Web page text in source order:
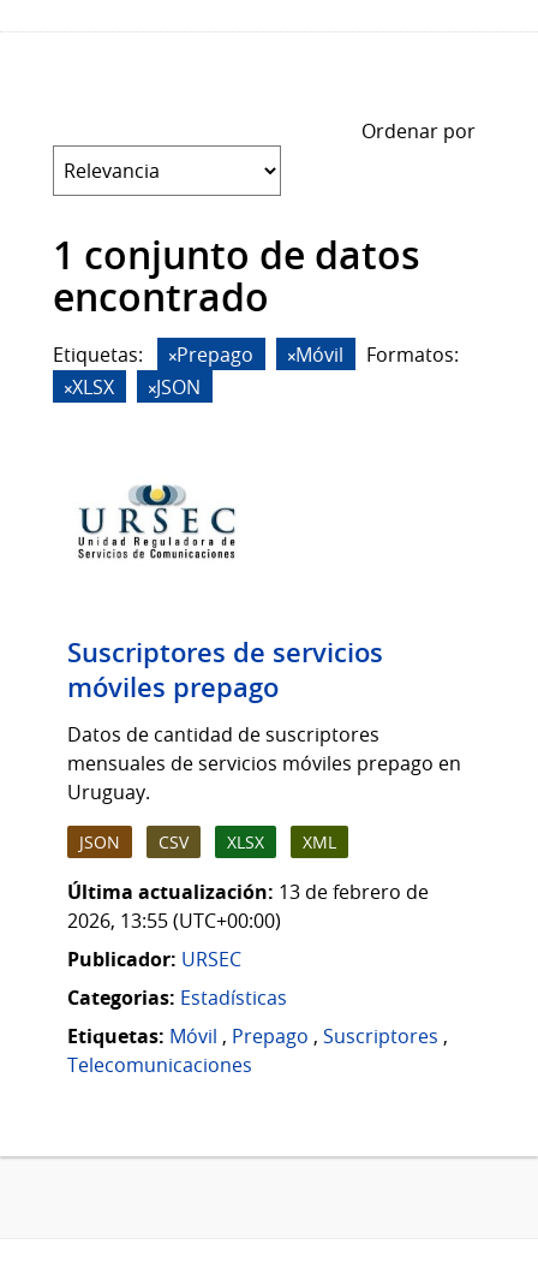
Ordenar por
1 conjunto de datos
encontrado
Etiquetas: Prepago Móvil
Formatos:
XLSX
JSON
Suscriptores de servicios
móviles prepago
Datos de cantidad de suscriptores
mensuales de servicios móviles prepago en
Uruguay.
JSON CSV XLSX XML
Última actualización: 13 de febrero de
2026, 13:55 (UTC+00:00)
Publicador: URSEC
Categorias: Estadísticas
Etiquetas: Móvil , Prepago , Suscriptores ,
Telecomunicaciones